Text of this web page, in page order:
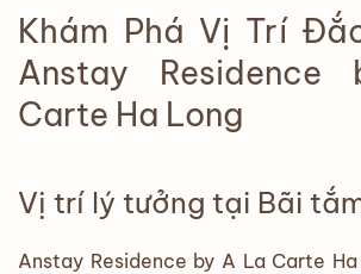
Khám Phá Vị Trí
Anstay
Carte Ha Long
Vị trí lý tưởng tại Bãi
Anstay Residence by A La Carte